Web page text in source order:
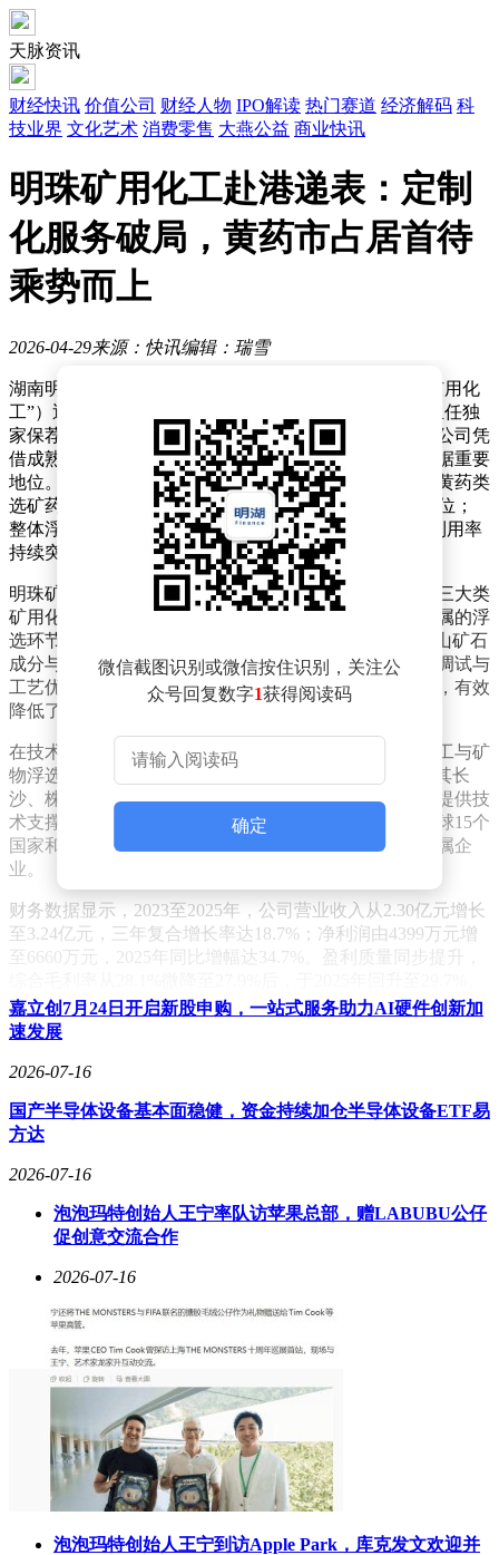
天脉资讯
财经快讯 价值公司 财经人物 IPO解读 热门赛道 经济解码 科
技业界 文化艺术 消费零售 大燕公益 商业快讯
明珠矿用化工赴港递表：定制
化服务破局，黄药市占居首待
乘势而上
2026-04-29来源：快讯编辑：瑞雪
湖南明珠矿用化工科技股份有限公司（以下简称“明珠矿用化
工”）近日正式向港交所递交主板上市申请，民银资本担任独
家保荐人。作为国内矿用浮选药剂领域的头部企业，该公司凭
借成熟的生产工艺与定制化服务体系，在细分市场中占据重要
地位。根据招股书及弗若斯特沙利文数据，其核心产品黄药类
选矿药剂2024年国内市场占有率达15.57%，位居行业首位；
整体浮选药剂市场份额为1.05%，排名全国第二，产能利用率
持续突破100%，展现出显著的规模优势。
明珠矿用化工的主营业务覆盖捕收剂、调整剂、起泡剂三大类
矿用化工产品，广泛应用于铜、铅、锌、金银及稀有金属的浮
选环节。公司独创的“一矿一药”服务模式，通过分析矿山矿石
成分与开采工艺，定制专属药剂配方，并提供现场技术调试与
工艺优化支持。这一模式帮助客户提升选矿效率的同时，有效
降低了药剂损耗，成为其市场竞争的核心优势。
在技术研发与市场布局方面，明珠矿用化工深耕精细化工与矿
物浮选工艺，被认定为湖南省专精特新“小巨人”企业。其长
沙、株洲研发中心获评省级企业技术中心，为产品迭代提供技
术支撑。销售网络覆盖国内20余个省市，产品出口至全球15个
国家和地区，客户群体包括万国黄金集团等知名有色金属企
业。
财务数据显示，2023至2025年，公司营业收入从2.30亿元增长
至3.24亿元，三年复合增长率达18.7%；净利润由4399万元增
至6660万元，2025年同比增幅达34.7%。盈利质量同步提升，
业务结构上，捕收剂收入占比高达79.9%，是公司业绩的主要
支柱，但调整剂、起泡剂等多元产品布局仍有待完善。
尽管业绩表现亮眼，明珠矿用化工仍面临多重挑战。2023至
力可能受限；下游矿业受价格波动与投资周期影响，需求稳定
性存疑；基础化工原材料价格频繁波动，进一步压缩利润空
此次赴港上市，明珠矿用化工计划将募集资金用于产能扩建、
核心技术升级、新兴药剂研发及海内外市场拓展。通过优化产
品结构、强化技术壁垒与全球化布局，公司旨在降低对单一品
类的依赖，提升应对行业周期波动的能力，为长期发展奠定基
微信截图识别或微信按住识别，关注公
众号回复数字1获得阅读码
确定
嘉立创7月24日开启新股申购，一站式服务助力AI硬件创新加
速发展
2026-07-16
国产半导体设备基本面稳健，资金持续加仓半导体设备ETF易
方达
2026-07-16
泡泡玛特创始人王宁率队访苹果总部，赠LABUBU公仔
促创意交流合作
2026-07-16
泡泡玛特创始人王宁到访Apple Park，库克发文欢迎并